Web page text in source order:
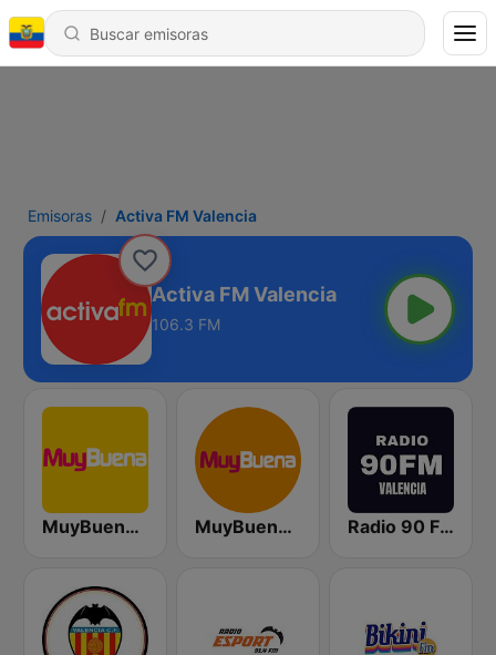
Emisoras Activa FM Valencia
Activa FM Valencia
106.3 FM
MuyBuena Valencia MuyBuena - Alicante Radio 90 FM Valencia